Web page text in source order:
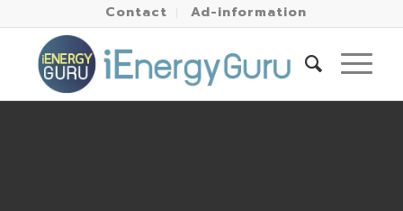
Contact Ad-information